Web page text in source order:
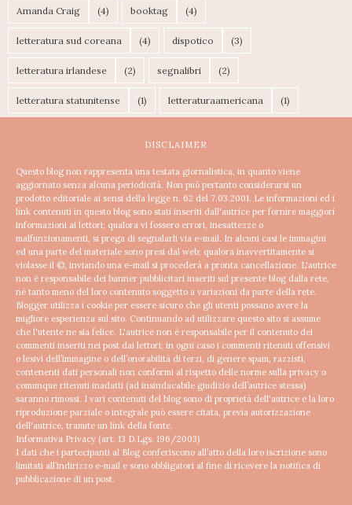
Amanda Craig (4) booktag (4)
letteratura sud coreana (4) dispotico (3)
letteratura irlandese (2) segnalibri (2)
letteratura statunitense (1) letteraturaamericana (1)
DISCLAIMER
Questo blog non rappresenta una testata giornalistica, in quanto viene
aggiornato senza alcuna periodicità. Non può pertanto considerarsi un
prodotto editoriale ai sensi della legge n. 62 del 7.03.2001. Le informazioni ed i
link contenuti in questo blog sono stati inseriti dall'autrice per fornire maggiori
informazioni ai lettori; qualora vi fossero errori, inesattezze o
malfunzionamenti, si prega di segnalarli via e-mail. In alcuni casi le immagini
ed una parte del materiale sono presi dal web; qualora inavvertitamente si
violasse il ©, inviando una e-mail si procederà a pronta cancellazione. L'autrice
non è responsabile dei banner pubblicitari inseriti sul presente blog dalla rete,
né tanto meno del loro contenuto soggetto a variazioni da parte della rete.
Blogger utilizza i cookie per essere sicuro che gli utenti possano avere la
migliore esperienza sul sito. Continuando ad utilizzare questo sito si assume
che l'utente ne sia felice. L'autrice non è responsabile per il contenuto dei
commenti inseriti nei post dai lettori; in ogni caso i commenti ritenuti offensivi
o lesivi dell’immagine o dell’onorabilità di terzi, di genere spam, razzisti,
contenenti dati personali non conformi al rispetto delle norme sulla privacy o
comunque ritenuti inadatti (ad insindacabile giudizio dell’autrice stessa)
saranno rimossi. I vari contenuti del blog sono di proprietà dell'autrice e la loro
riproduzione parziale o integrale può essere citata, previa autorizzazione
dell'autrice, tramite un link della fonte.
Informativa Privacy (art. 13 D.Lgs. 196/2003)
I dati che i partecipanti al Blog conferiscono all’atto della loro iscrizione sono
limitati all’indirizzo e-mail e sono obbligatori al fine di ricevere la notifica di
pubblicazione di un post.